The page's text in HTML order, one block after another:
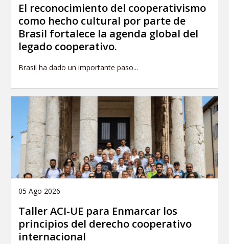
El reconocimiento del cooperativismo
como hecho cultural por parte de
Brasil fortalece la agenda global del
legado cooperativo.
Brasil ha dado un importante paso...
05 Ago 2026
Taller ACI-UE para Enmarcar los
principios del derecho cooperativo
internacional